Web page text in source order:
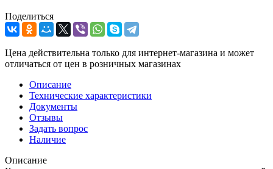
Поделиться
Цена действительна только для интернет-магазина и может
отличаться от цен в розничных магазинах
Описание
Технические характеристики
Документы
Отзывы
Задать вопрос
Наличие
Описание